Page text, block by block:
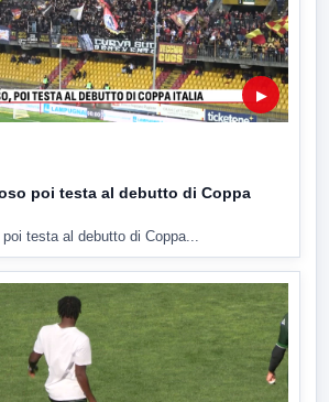
▶
poi testa al debutto di Coppa
testa al debutto di Coppa...